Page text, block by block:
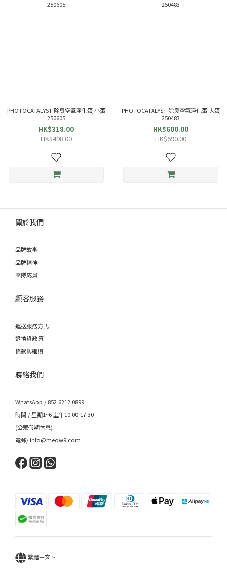
PHOTOCATALYST 除臭空氣淨化蛋 小蛋
250605
HK$318.00
HK$498.00
PHOTOCATALYST 除臭空氣淨化蛋 大蛋
250483
HK$600.00
HK$690.00
關於我們
品牌故事
品牌精神
團隊成員
顧客服務
運送服務方式
退換貨政策
條款與細則
聯絡我們
WhatsApp / 852 6212 0899
時間 / 星期1~6 上午10:00-17:30
(公眾假期休息)
電郵/ info@meow9.com
繁體中文